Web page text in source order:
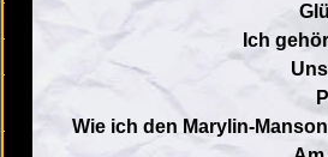
Ich
Wie ich den Marylin-